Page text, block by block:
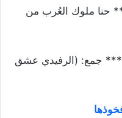
حنا ملوك العُرب من
*** جمع: (الرفيدي عشق